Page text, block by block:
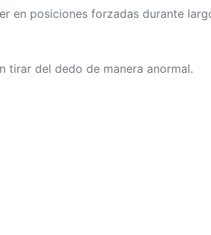
en posiciones forzadas durante
tirar del dedo de manera anormal.